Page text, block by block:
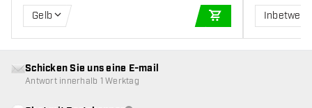
Gelb
IN DEN
Schicken Sie uns eine E-mail
Antwort innerhalb 1 Werktag